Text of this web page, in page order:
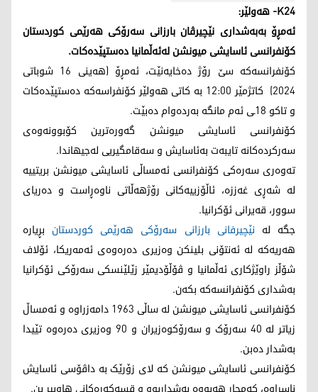
K24- ھەولێر:
ئەمڕۆ بەبەشداری نێچیرڤان بارزانی سەرۆکی هەرێمی کوردستان
کۆنفرانسی ئاسایشی میونشن لەئەڵمانیا دەستپێدەکات.
کۆنفرانسەکە سێ رۆژ دەخایەنێت، ئه‌مڕۆ (هه‌ینی 16 شوباتی
2024) كاتژمێر 12:00 به‌ كاتی هه‌ولێر كۆنفراسه‌كه‌ دەستپێدەکات
و تاكو 18ـی ئه‌م مانگه‌ به‌رده‌وام ده‌بێت.
کۆنفرانسی ئاسایشی میونشن گەورەترین کۆبوونەوەی
سەرکردەکانە تایبەت بەئاسایش و سەقامگیریی لەجیهاندا.
تەوەری سەرەکی کۆنفرانسی ئەمساڵی ئاسایشی میونشن بریتییە
لە شەڕی غەززە، ئاڵۆزییەکانی رۆژهەڵاتی ناوەڕاست و دەریای
سوور، قەیرانی ئۆکرانیا.
جگە لە نێچیرفانی بارزانی سەرۆکی هەرێمی کوردستان بڕیارە
هەریەکە لە ئەنتۆنی بلینکن وەزیری دەرەوەی ئەمه‌ریکا، ئۆلاف
شۆڵز راوێژکاری ئەڵمانیا و ڤۆڵۆدیمێر زێلێنسکی سەرۆکی ئۆکرانیا
بەشداری کۆنفرانسەکە بکەن.
کۆنفرانسی ئاسایشی میونشن لە ساڵی 1963 دامەزراوە و ئەمساڵ
زیاتر لە 40 سەرۆک و سەرۆکوەزیران و 90 وەزیری دەرەوە تێیدا
بەشدار ده‌بن.
کۆنفرانسی ئاسایشی میونشن کە لای زۆرێک بە داڤۆسی ئاسایش